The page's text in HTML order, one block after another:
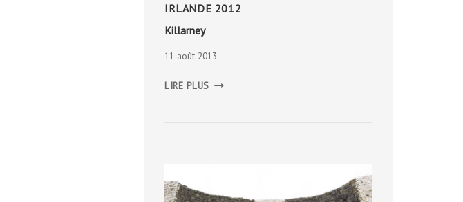
IRLANDE 2012
Killarney
11 août 2013
LIRE PLUS